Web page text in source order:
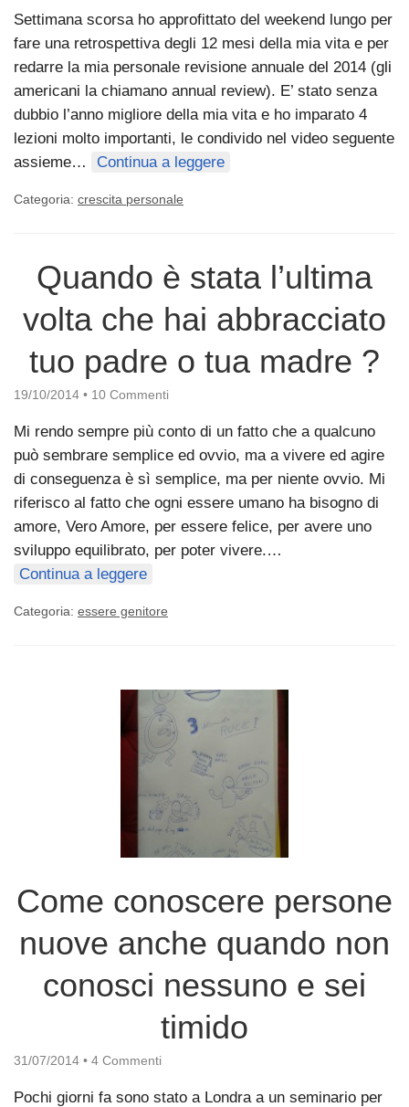
Settimana scorsa ho approfittato del weekend lungo per
fare una retrospettiva degli 12 mesi della mia vita e per
redarre la mia personale revisione annuale del 2014 (gli
americani la chiamano annual review). E’ stato senza
dubbio l’anno migliore della mia vita e ho imparato 4
lezioni molto importanti, le condivido nel video seguente
assieme…
Continua a leggere
Categoria: crescita personale
Quando è stata l’ultima
volta che hai abbracciato
tuo padre o tua madre ?
19/10/2014 • 10 Commenti
Mi rendo sempre più conto di un fatto che a qualcuno
può sembrare semplice ed ovvio, ma a vivere ed agire
di conseguenza è sì semplice, ma per niente ovvio. Mi
riferisco al fatto che ogni essere umano ha bisogno di
amore, Vero Amore, per essere felice, per avere uno
sviluppo equilibrato, per poter vivere.…
Continua a leggere
Categoria: essere genitore
Come conoscere persone
nuove anche quando non
conosci nessuno e sei
timido
31/07/2014 • 4 Commenti
Pochi giorni fa sono stato a Londra a un seminario per